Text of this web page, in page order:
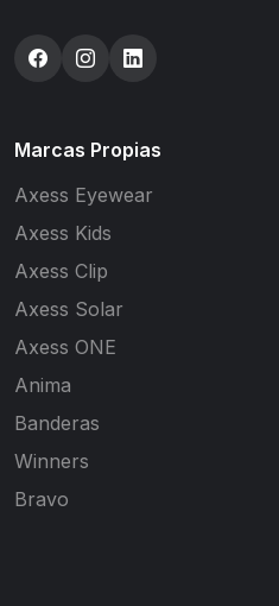
Marcas Propias
Axess Eyewear
Axess Kids
Axess Clip
Axess Solar
Axess ONE
Anima
Banderas
Winners
Bravo